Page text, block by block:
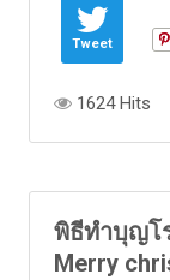
Tweet
1624 Hits
พิธีทำบุญโ
Merry